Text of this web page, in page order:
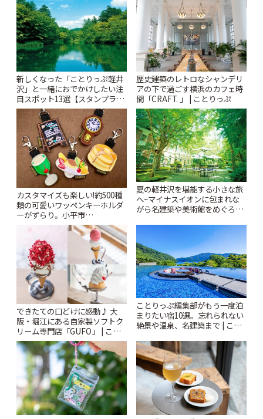
ぷ
新しくなった「ことりっぷ軽井
沢」と一緒におでかけしたい注
目スポット13選【スタンプラリ
ー開催中】 | ことりっぷ
歴史建築のレトロなシャンデリ
アの下で過ごす横浜のカフェ時
間「CRAFT. 」 | ことりっぷ
カスタマイズも楽しい!約500種
類の可愛いワッペンキーホルダ
ーがずらり。小平市
「Kimamaya T&K」 | ことりっ
夏の軽井沢を堪能する小さな旅
へ~マイナスイオンに包まれな
がら名建築や美術館をめぐろう
できたての口どけに感動♪ 大
阪・堀江にある自家製ソフトク
リーム専門店「GUFO」 | こと
りっぷ
ことりっぷ編集部がもう一度泊
まりたい宿10選。忘れられない
絶景や温泉、名建築まで | こと